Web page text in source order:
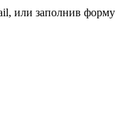
или заполнив форму